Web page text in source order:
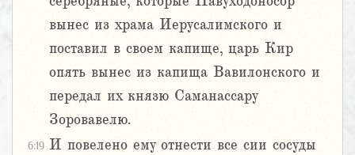
вынес из храма Иерусалимского и
поставил в своем капище, царь Кир
опять вынес из капища Вавилонского и
передал их князю Саманассару
Зоровавелю.
6:19 И повелено ему отнести все сии сосуды